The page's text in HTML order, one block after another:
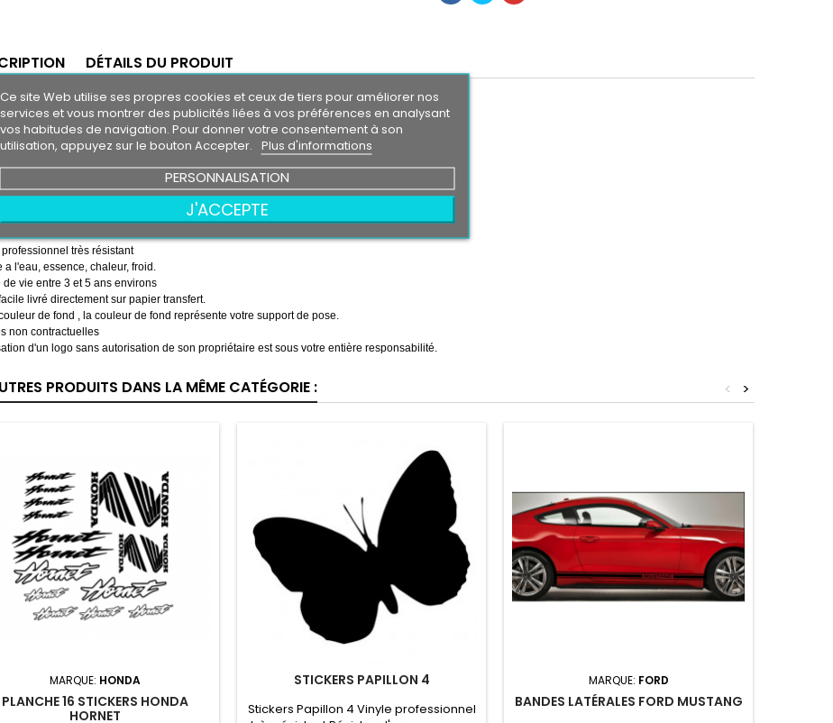
DÉTAILS DU PRODUIT
pare soleil FORD MOTOR COMPAGNY
1m30
20 cm
Pare soleil couleur au choix
couleur au choix
2 temps ( pose de la bande, puis pose du logo sur la bande )
très résistant
a l'eau, essence, chaleur, froid.
de vie entre 3 et 5 ans environs
livré directement sur papier transfert.
de fond , la couleur de fond représente votre support de pose.
non contractuelles
d'un logo sans autorisation de son propriétaire est sous votre entière responsabilité.
PRODUITS DANS LA MÊME CATÉGORIE : >
<
MARQUE: HONDA
PLANCHE 16 STICKERS HONDA
HORNET
STICKERS PAPILLON 4
Stickers Papillon 4 Vinyle professionnel
MARQUE: FORD
BANDES LATÉRALES FORD MUSTANG
Ce site Web utilise ses propres cookies et ceux de tiers pour améliorer nos
services et vous montrer des publicités liées à vos préférences en analysant
vos habitudes de navigation. Pour donner votre consentement à son
utilisation, appuyez sur le bouton Accepter. Plus d'informations
PERSONNALISATION
J'ACCEPTE